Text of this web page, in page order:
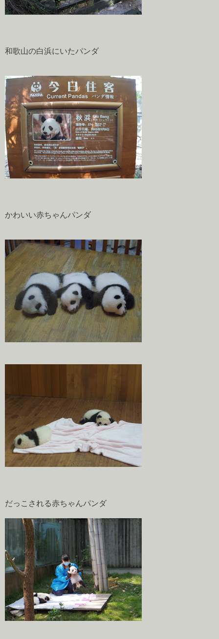
和歌山の白浜にいたパンダ
かわいい赤ちゃんパンダ
だっこされる赤ちゃんパンダ